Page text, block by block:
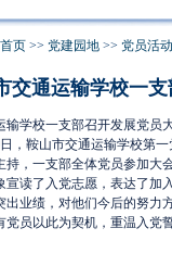
首页 >> 党建园地 >> 党员活动
交通运输学校一
输学校一支部召开发展党员
日，鞍山市交通运输学校第
持，一支部全体党员参加大
宣读了入党志愿，表达了加
出业绩，对他们今后的努力
党员以此为契机，重温入党